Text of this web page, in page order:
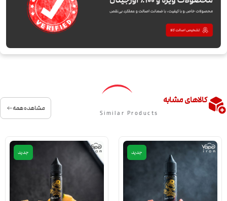
کالاهای مشابه
Similar Products
مشاهده همه
جدید جدید